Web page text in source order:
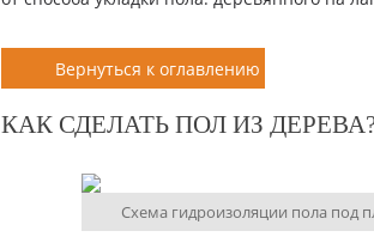
Вернуться к оглавлению
КАК СДЕЛАТЬ ПОЛ ИЗ
Схема гидроизоляции пола под